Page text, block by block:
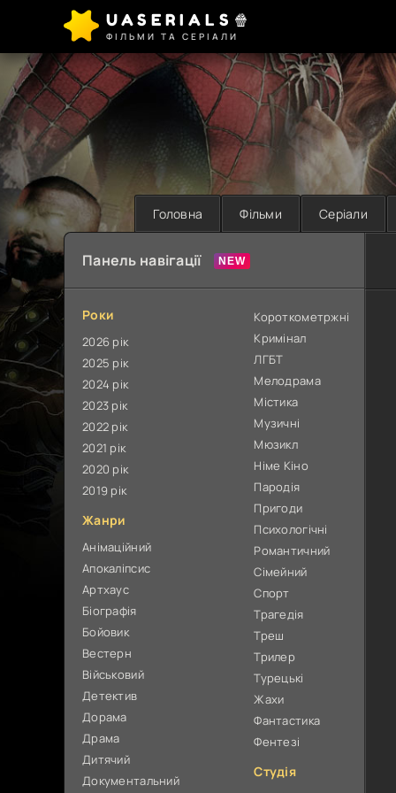
UASERIALS🍿
ФІЛЬМИ ТА СЕРІАЛИ
Головна Фільми Серіали
Панель навігації
Роки
2026 рік
2025 рік
2024 рік
2023 рік
2022 рік
2021 рік
2020 рік
2019 рік
Жанри
Анімаційний
Апокаліпсис
Артхаус
Біографія
Бойовик
Вестерн
Військовий
Детектив
Дорама
Драма
Дитячий
Документальний
Короткометржні
Кримінал
ЛГБТ
Мелодрама
Містика
Музичні
Мюзикл
Німе Кіно
Пародія
Пригоди
Психологічні
Романтичний
Сімейний
Спорт
Трагедія
Треш
Трилер
Турецькі
Жахи
Фантастика
Фентезі
Студія